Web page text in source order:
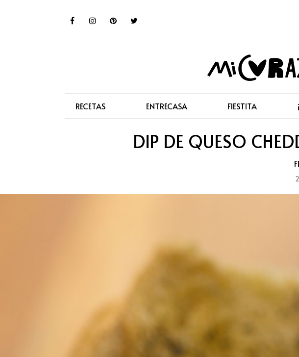
RECETAS ENTRECASA FIESTITA
DIP DE QUESO